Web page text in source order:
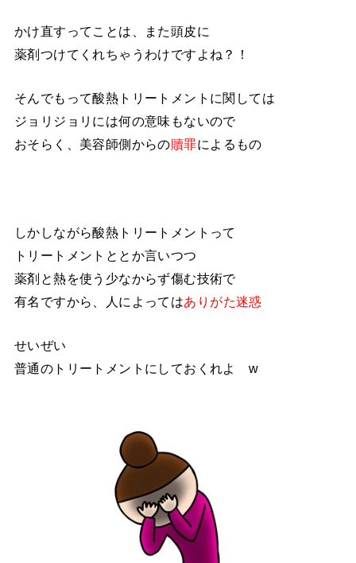
かけ直すってことは、また頭皮に
薬剤つけてくれちゃうわけですよね？！
そんでもって酸熱トリートメントに関しては
ジョリジョリには何の意味もないので
おそらく、美容師側からの贖罪によるもの
しかしながら酸熱トリートメントって
トリートメントととか言いつつ
薬剤と熱を使う少なからず傷む技術で
有名ですから、人によってはありがた迷惑
せいぜい
普通のトリートメントにしておくれよ w